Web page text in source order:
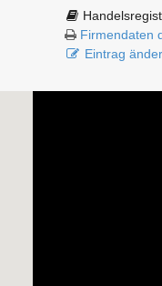
Firmendaten
Eintrag